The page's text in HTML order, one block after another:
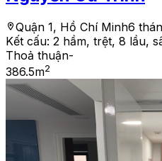
Quận 1, Hồ Chí Minh6
Kết cấu: 2 hầm, trệt, 8 lầu,
Thoả thuận-
386.5m2